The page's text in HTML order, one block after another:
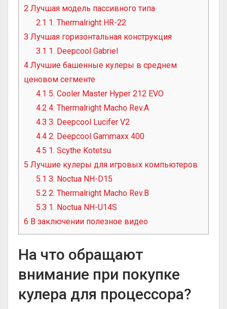
2 Лучшая модель пассивного типа
2.1 1. Thermalright HR-22
3 Лучшая горизонтальная конструкция
3.1 1. Deepcool Gabriel
4 Лучшие башенные кулеры в среднем
ценовом сегменте
4.1 5. Cooler Master Hyper 212 EVO
4.2 4. Thermalright Macho Rev.A
4.3 3. Deepcool Lucifer V2
4.4 2. Deepcool Gammaxx 400
4.5 1. Scythe Kotetsu
5 Лучшие кулеры для игровых компьютеров
5.1 3. Noctua NH-D15
5.2 2. Thermalright Macho Rev.B
5.3 1. Noctua NH-U14S
6 В заключении полезное видео
На что обращают
внимание при покупке
кулера для процессора?